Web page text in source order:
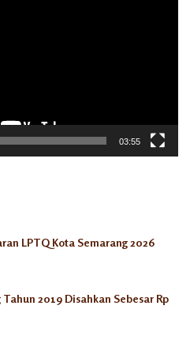
03:55
LPTQ Kota Semarang 2026
2019 Disahkan Sebesar Rp